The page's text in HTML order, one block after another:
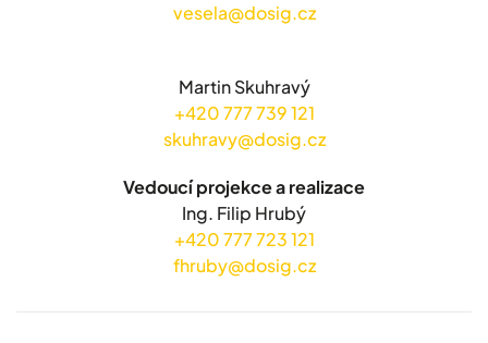
vesela@dosig.cz
Martin Skuhravý
+420 777 739 121
skuhravy@dosig.cz
Vedoucí projekce a realizace
Ing. Filip Hrubý
+420 777 723 121
fhruby@dosig.cz